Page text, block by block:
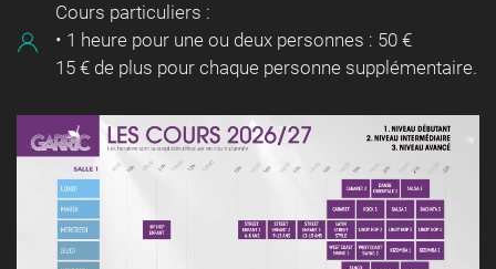
Cours particuliers :
• 1 heure pour une ou deux personnes : 50 €
15 € de plus pour chaque personne supplémentaire.